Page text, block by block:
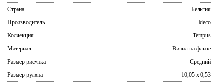
Страна
Бельгия
Производитель
Ideco
Коллекция
Tempus
Материал
Винил на флизе
Размер рисунка
Средний
Размер рулона
10,05 x 0,53